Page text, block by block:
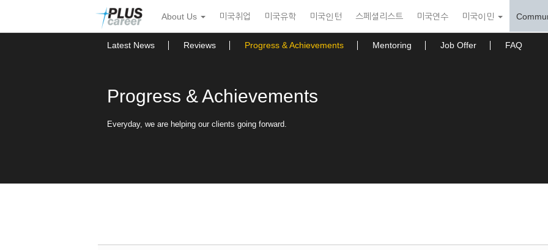
뉴
토
About Us 미국취업 미국유학 미국인턴 스페셜리스트 미국연수 미국이민
Latest News Reviews Progress & Achievements Mentoring Job Offer FAQ
Progress & Achievements
Everyday, we are helping our clients going forward.